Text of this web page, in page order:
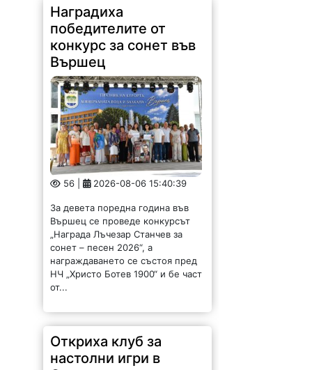
конкурс за сонет във
Вършец
56 | 2026-08-06 15:40:39
За девета поредна година във
Вършец се проведе конкурсът
„Награда Лъчезар Станчев за
сонет – песен 2026“, а
награждаването се състоя пред
НЧ „Христо Ботев 1900“ и бе част
от...
Откриха клуб за
настолни игри в
Орешец